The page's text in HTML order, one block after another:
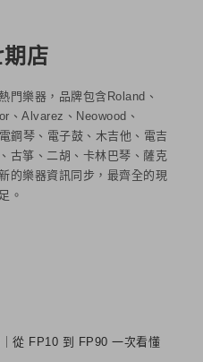
期店
門樂器，品牌包含Roland、
、Alvarez、Neowood、
鋼琴、電子鼓、木吉他、電吉
古箏、二胡、卡林巴琴、薩克
的樂器資訊同步，最齊全的現
。
從 FP10 到 FP90 一次看懂